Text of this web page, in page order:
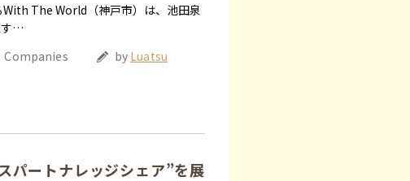
The World（神戸市）は、池田泉
す…
Companies by Luatsu
パートナレッジシェア”を展